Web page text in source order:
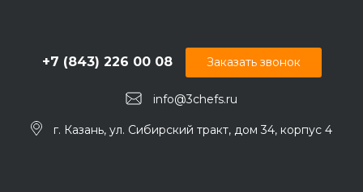
info@3chefs.ru
+7 (843) 226 00 08
г. Казань, ул. Сибирский тракт, дом 34, корпус 4
Заказать звонок